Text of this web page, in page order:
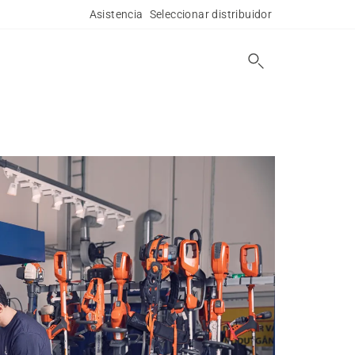
Asistencia Seleccionar distribuidor